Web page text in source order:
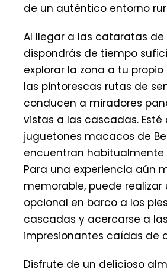
de un auténtico entorno
Al llegar a las cataratas de
dispondrás de tiempo
explorar la zona a tu propio
las pintorescas rutas de
conducen a miradores
vistas a las cascadas.
juguetones macacos de
encuentran habitualmente
Para una experiencia aún
memorable, puede realizar
opcional en barco a los
cascadas y acercarse a las
impresionantes caídas de
Disfrute de un delicioso